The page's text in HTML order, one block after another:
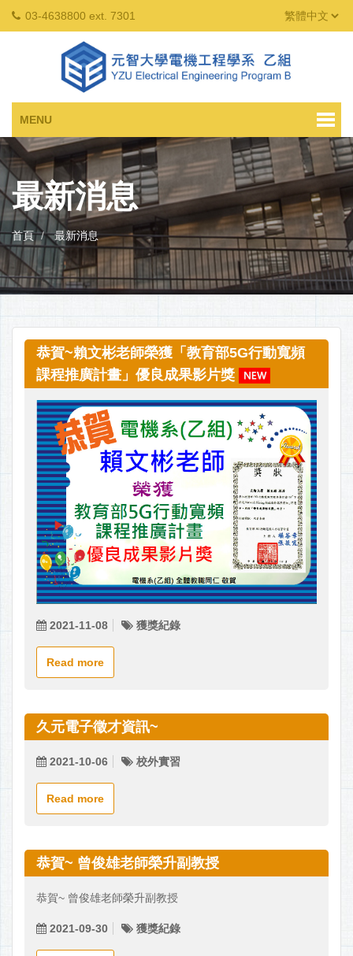
03-4638800 ext. 7301
MENU
最新消息
首頁 最新消息
恭賀~賴文彬老師榮獲「教育部5G行動寬頻
課程推廣計畫」優良成果影片獎
2021-11-08 獲獎紀錄
Read more
久元電子徵才資訊~
2021-10-06 校外實習
Read more
恭賀~ 曾俊雄老師榮升副教授
恭賀~ 曾俊雄老師榮升副教授
2021-09-30 獲獎紀錄